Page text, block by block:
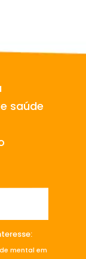
saúde
mental em